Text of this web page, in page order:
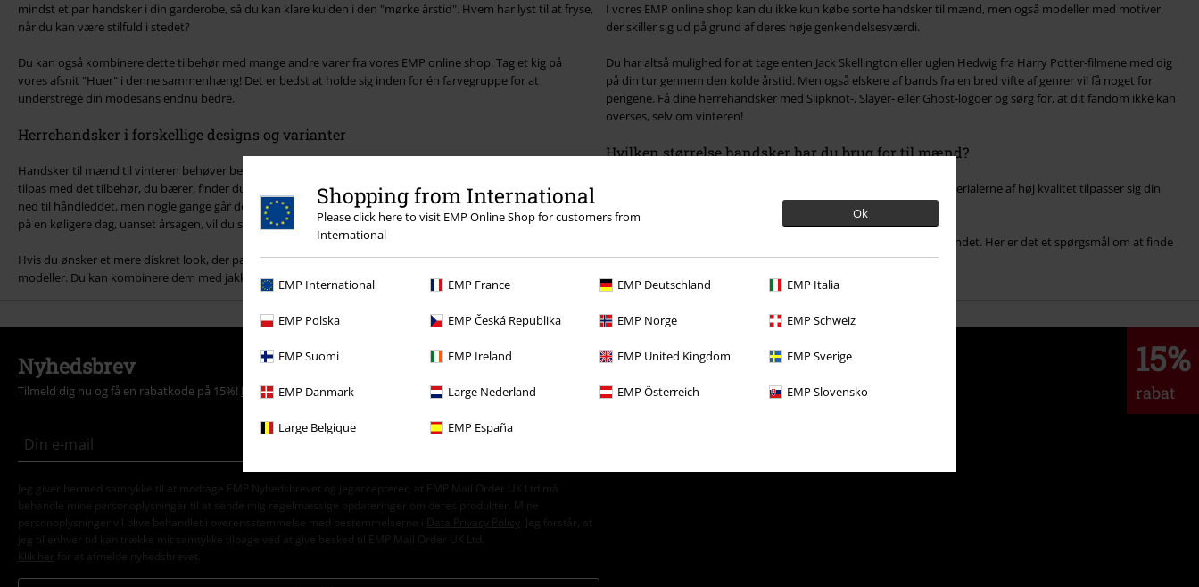
Shopping from International
Please click here to visit EMP Online Shop for customers from
International
Ok
EMP International EMP France EMP Deutschland EMP Italia
EMP Polska EMP Česká Republika EMP Norge EMP Schweiz
EMP Suomi EMP Ireland EMP United Kingdom EMP Sverige
EMP Danmark Large Nederland EMP Österreich EMP Slovensko
Large Belgique EMP España
mindst et par handsker i din garderobe, så du kan klare kulden i den "mørke årstid". Hvem har lyst til at fryse,
når du kan være stilfuld i stedet?
Du kan også kombinere dette tilbehør med mange andre varer fra vores EMP online shop. Tag et kig på
vores afsnit "Huer" i denne sammenhæng! Det er bedst at holde sig inden for én farvegruppe for at
understrege din modesans endnu bedre.
Herrehandsker i forskellige designs og varianter
Handsker til mænd til vinteren behøver bestemt ikke kun at være funktionelle. Og fordi du skal føle dig godt
tilpas med det tilbehør, du bærer, finder du en række modeller i vores sortiment. Nogle gange går de helt
ned til håndleddet, men nogle gange går de lidt længere. Hvis du f.eks. har besluttet dig for at bære en T-shirt
på en køligere dag, uanset årsagen, vil du sandsynligvis sætte pris på handsker, der når næsten til albuen.
Hvis du ønsker et mere diskret look, der passer ind i dine handsker, kan du vælge en af de ensfarvede
modeller. Du kan kombinere dem med jakker og hættetrøjer. Hvis du vil have et særligt iøjnefaldende look,
I vores EMP online shop kan du ikke kun købe sorte handsker til mænd, men også modeller med motiver,
der skiller sig ud på grund af deres høje genkendelsesværdi.
Du har altså mulighed for at tage enten Jack Skellington eller uglen Hedwig fra Harry Potter-filmene med dig
på din tur gennem den kolde årstid. Men også elskere af bands fra en bred vifte af genrer vil få noget for
pengene. Få dine herrehandsker med Slipknot-, Slayer- eller Ghost-logoer og sørg for, at dit fandom ikke kan
overses, selv om vinteren!
Hvilken størrelse handsker har du brug for til mænd?
De fleste herrehandsker fra EMP online shop fås i én størrelse. Materialerne af høj kvalitet tilpasser sig din
hånds form og føles behagelige på huden.
Det er derfor, du ikke behøver at bekymre dig om størrelser eller andet. Her er det et spørgsmål om at finde
din yndlingsmodel, købe den og bære den.
15%
rabat
Nyhedsbrev
Tilmeld dig nu og få en rabatkode på 15%! Mere info
Jeg giver hermed samtykke til at modtage EMP Nyhedsbrevet og jegaccepterer, at EMP Mail Order UK Ltd må
behandle mine personoplysninger til at sende mig regelmæssige opdateringer om deres produkter. Mine
personoplysninger vil blive behandlet i overensstemmelse med bestemmelserne i
Data Privacy Policy
. Jeg forstår, at
jeg til enhver tid kan trække mit samtykke tilbage ved at give besked til EMP Mail Order UK Ltd.
Klik her
for at afmelde nyhedsbrevet.